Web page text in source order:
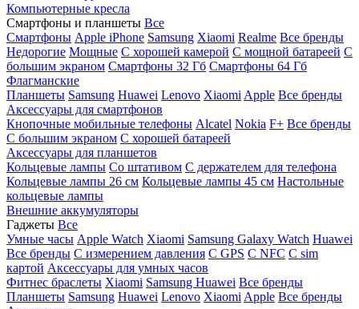
Компьютерные кресла
Смартфоны и планшеты Все
Смартфоны Apple iPhone Samsung Xiaomi Realme Все бренды
Недорогие Мощные С хорошей камерой С мощной батареей С
большим экраном Смартфоны 32 Гб Смартфоны 64 Гб
Флагманские
Планшеты Samsung Huawei Lenovo Xiaomi Apple Все бренды
Аксессуары для смартфонов
Кнопочные мобильные телефоны Alcatel Nokia F+ Все бренды
С большим экраном С хорошей батареей
Аксессуары для планшетов
Кольцевые лампы Со штативом C держателем для телефона
Кольцевые лампы 26 см Кольцевые лампы 45 см Настольные
кольцевые лампы
Внешние аккумуляторы
Гаджеты Все
Умные часы Apple Watch Xiaomi Samsung Galaxy Watch Huawei
Все бренды C измерением давления C GPS C NFC C sim
картой Аксессуары для умных часов
Фитнес браслеты Xiaomi Samsung Huawei Все бренды
Планшеты Samsung Huawei Lenovo Xiaomi Apple Все бренды